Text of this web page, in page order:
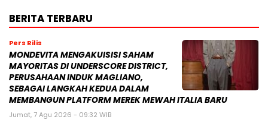
BERITA TERBARU
Pers Rilis
MONDEVITA MENGAKUISISI SAHAM
MAYORITAS DI UNDERSCORE DISTRICT,
PERUSAHAAN INDUK MAGLIANO,
SEBAGAI LANGKAH KEDUA DALAM
MEMBANGUN PLATFORM MEREK MEWAH ITALIA BARU
Jumat, 7 Agu 2026 - 09:32 WIB